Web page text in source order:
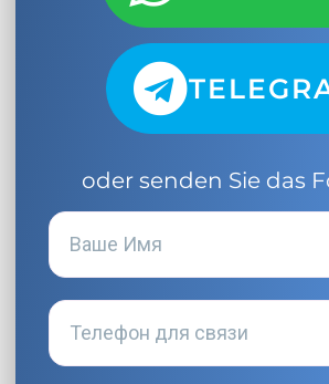
oder senden Sie das